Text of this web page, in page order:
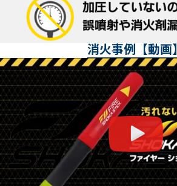
消火事例【動画】